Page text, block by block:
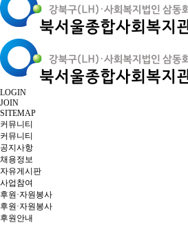
LOGIN
JOIN
SITEMAP
커뮤니티
커뮤니티
공지사항
채용정보
자유게시판
사업참여
후원·자원봉사
후원·자원봉사
후원안내